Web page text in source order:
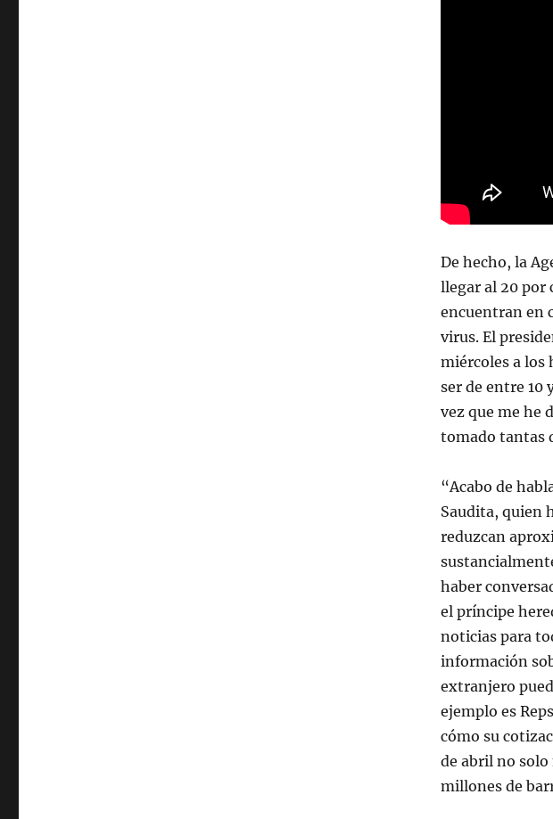
De hecho, la
llegar al 20 por
encuentran en
virus. El
miércoles a los
ser de entre 10
vez que me he
tomado tantas
“Acabo de
Saudita, quien
reduzcan
haber
el príncipe
noticias para
información
extranjero
ejemplo es
cómo su
de abril no solo
millones de